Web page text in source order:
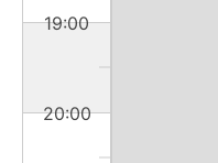
19:00
20:00